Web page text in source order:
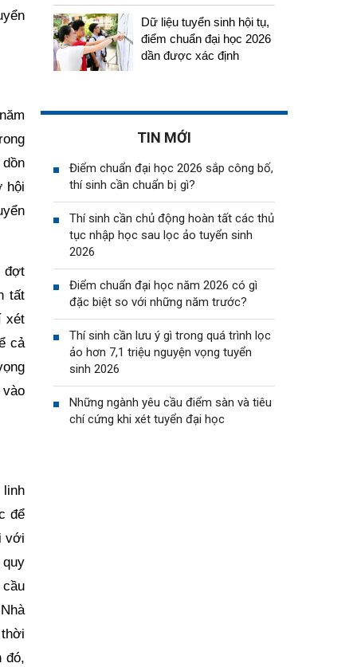
hội
đợt
tất
xét
cả
linh
để
với
đó,
Dữ liệu tuyển sinh hội tụ,
điểm chuẩn đại học 2026
dần được xác định
TIN MỚI
Điểm chuẩn đại học 2026 sắp công bố,
thí sinh cần chuẩn bị gì?
Thí sinh cần chủ động hoàn tất các thủ
tục nhập học sau lọc ảo tuyển sinh
2026
Điểm chuẩn đại học năm 2026 có gì
đặc biệt so với những năm trước?
Thí sinh cần lưu ý gì trong quá trình lọc
ảo hơn 7,1 triệu nguyện vọng tuyển
sinh 2026
Những ngành yêu cầu điểm sàn và tiêu
chí cứng khi xét tuyển đại học